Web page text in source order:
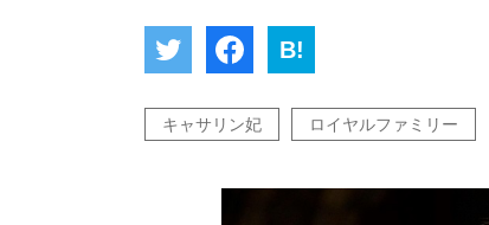
B!
キャサリン妃 ロイヤルファミリー